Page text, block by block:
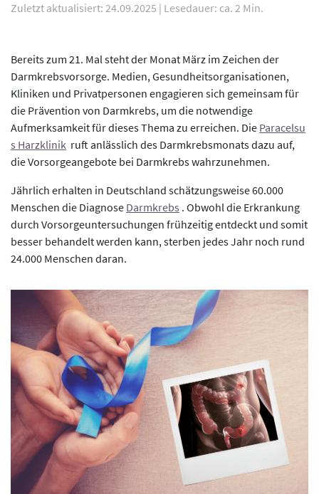
Zuletzt aktualisiert: 24.09.2025 | Lesedauer: ca. 2 Min.
Bereits zum 21. Mal steht der Monat März im Zeichen der
Darmkrebsvorsorge. Medien, Gesundheitsorganisationen,
Kliniken und Privatpersonen engagieren sich gemeinsam für
die Prävention von Darmkrebs, um die notwendige
Aufmerksamkeit für dieses Thema zu erreichen. Die Paracelsu
s Harzklinik ruft anlässlich des Darmkrebsmonats dazu auf,
die Vorsorgeangebote bei Darmkrebs wahrzunehmen.
Jährlich erhalten in Deutschland schätzungsweise 60.000
Menschen die Diagnose Darmkrebs . Obwohl die Erkrankung
durch Vorsorgeuntersuchungen frühzeitig entdeckt und somit
besser behandelt werden kann, sterben jedes Jahr noch rund
24.000 Menschen daran.